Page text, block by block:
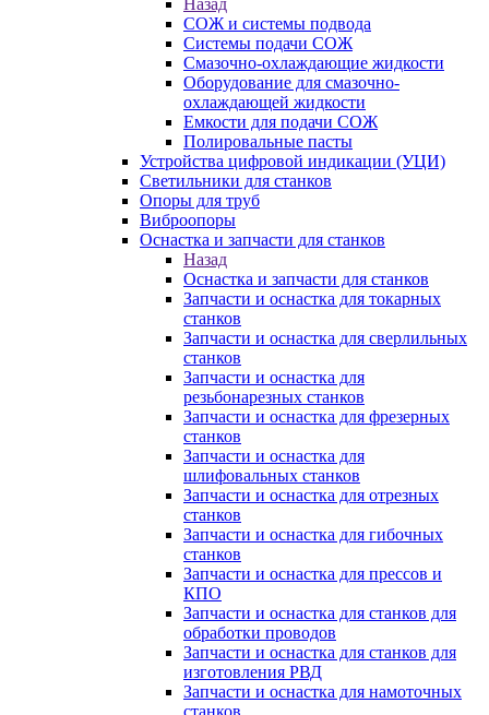
Назад
СОЖ и системы подвода
Системы подачи СОЖ
Смазочно-охлаждающие жидкости
Оборудование для смазочно-
охлаждающей жидкости
Емкости для подачи СОЖ
Полировальные пасты
Устройства цифровой индикации (УЦИ)
Светильники для станков
Опоры для труб
Виброопоры
Оснастка и запчасти для станков
Назад
Оснастка и запчасти для станков
Запчасти и оснастка для токарных
станков
Запчасти и оснастка для сверлильных
станков
Запчасти и оснастка для
резьбонарезных станков
Запчасти и оснастка для фрезерных
станков
Запчасти и оснастка для
шлифовальных станков
Запчасти и оснастка для отрезных
станков
Запчасти и оснастка для гибочных
станков
Запчасти и оснастка для прессов и
КПО
Запчасти и оснастка для станков для
обработки проводов
Запчасти и оснастка для станков для
изготовления РВД
Запчасти и оснастка для намоточных
станков